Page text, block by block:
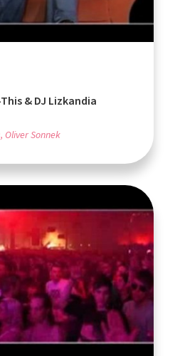
& DJ Lizkandia
Oliver Sonnek